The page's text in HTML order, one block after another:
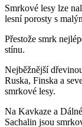
Smrkové lesy lze
lesní porosty s
Přestože smrk
stínu.
Nejběžnější
Ruska, Finska a
smrkové lesy.
Na Kavkaze a
Sachalin jsou